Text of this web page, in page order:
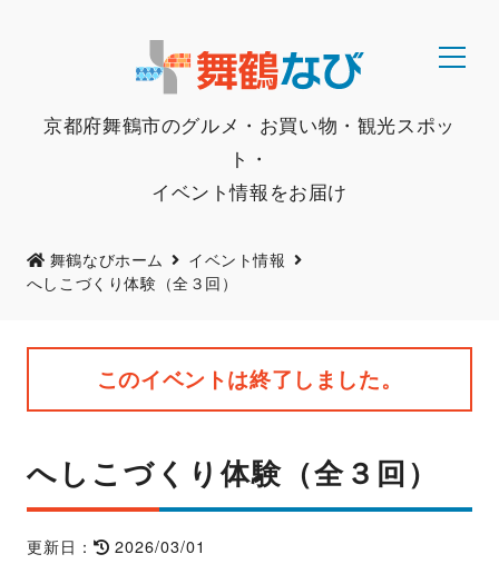
京都府舞鶴市のグルメ・お買い物・観光スポッ
ト・
イベント情報をお届け
舞鶴なびホーム
イベント情報
へしこづくり体験（全３回）
このイベントは終了しました。
へしこづくり体験（全３回）
更新日： 2026/03/01